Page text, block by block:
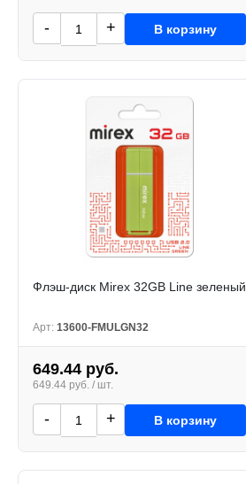
- + В корзину
Флэш-диск Mirex 32GB Line зеленый
Арт: 13600-FMULGN32
649.44 руб.
649.44 руб. / шт.
- + В корзину